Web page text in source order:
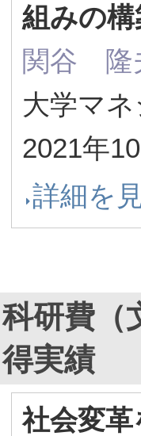
組みの
関谷 隆
大学マ
2021年
詳細を
科研費（
得実績
社会変